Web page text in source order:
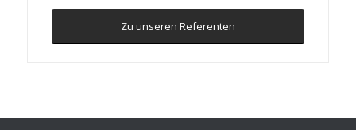
Zu unseren Referenten